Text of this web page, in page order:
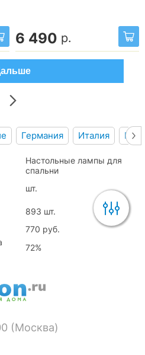
6 490 р.
Германия Италия
Настольные лампы для
спальни
шт.
893 шт.
770 руб.
72%
(Москва)